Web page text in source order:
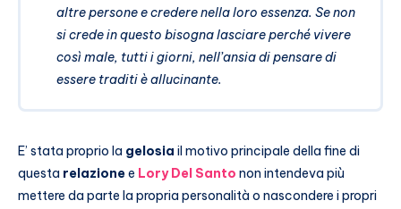
altre persone e credere nella loro essenza. Se non
si crede in questo bisogna lasciare perché vivere
così male, tutti i giorni, nell’ansia di pensare di
essere traditi è allucinante.
E’ stata proprio la gelosia il motivo principale della fine di
questa relazionee Lory Del Santo non intendeva più
mettere da parte la propria personalità o nascondere i propri